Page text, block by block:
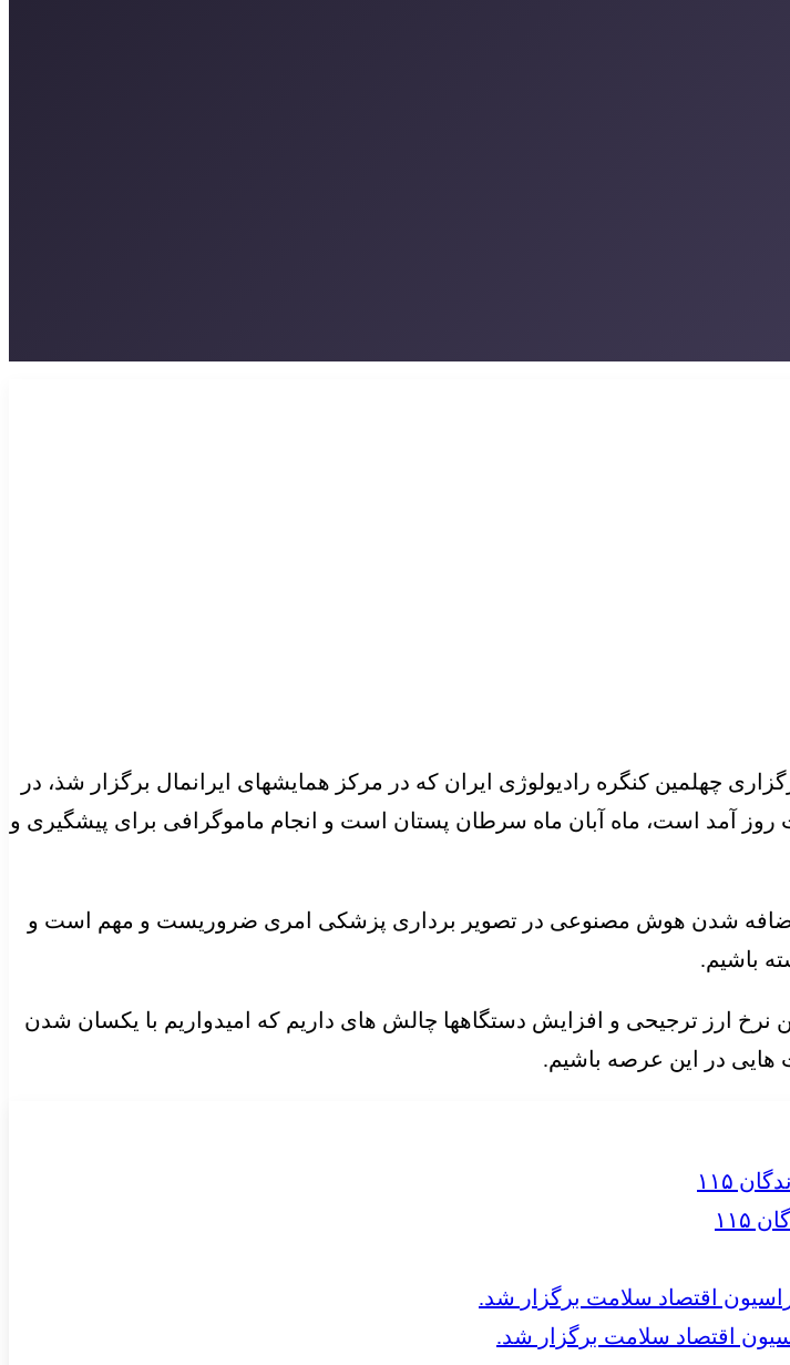
چهلمین کنگره رادیولوژی ایران که در مرکز همایشهای ایرانمال برگزار شذ، در
روز آمد است، ماه آبان ماه سرطان پستان است و انجام ماموگرافی برای پیشگیری و
بالای ۴۰ سال است، اظهار داشت: اضافه شدن هوش مصنوعی در تصویر برداری پزشکی امری ضروریست و مهم است و
باشیم.
ارز ترجیحی و افزایش دستگاهها چالش های داریم که امیدواریم با یکسان شدن
در این عرصه باشیم.
اقتصاد سلامت برگزار شد.